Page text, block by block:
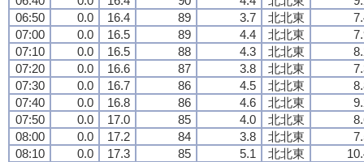
06:50
0.0 16.4 89 3.7 北北東
07:00
0.0 16.5 89 4.4 北北東
07:10
0.0 16.5 88 4.3 北北東
07:20
0.0 16.6 87 3.8 北北東
07:30
0.0 16.7 86 4.5 北北東
07:40
0.0 16.8 86 4.6 北北東
07:50
0.0 17.0 85 4.0 北北東
08:00
0.0 17.2 84 3.8 北北東
08:10
0.0 17.3 85 5.1 北北東